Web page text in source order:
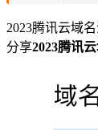
2023腾讯云域
分享2023腾讯